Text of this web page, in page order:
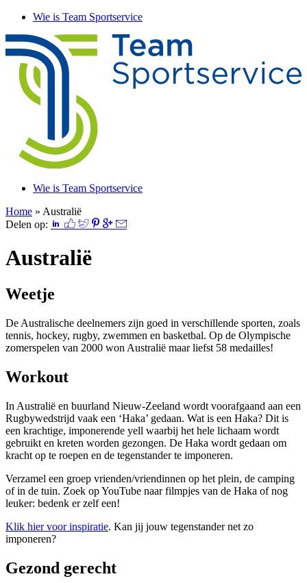
Wie is Team Sportservice
Wie is Team Sportservice
Home » Australië
Delen op:
Australië
Weetje
De Australische deelnemers zijn goed in verschillende sporten, zoals
tennis, hockey, rugby, zwemmen en basketbal. Op de Olympische
zomerspelen van 2000 won Australië maar liefst 58 medailles!
Workout
In Australië en buurland Nieuw-Zeeland wordt voorafgaand aan een
Rugbywedstrijd vaak een ‘Haka’ gedaan. Wat is een Haka? Dit is
een krachtige, imponerende yell waarbij het hele lichaam wordt
gebruikt en kreten worden gezongen. De Haka wordt gedaan om
kracht op te roepen en de tegenstander te imponeren.
Verzamel een groep vrienden/vriendinnen op het plein, de camping
of in de tuin. Zoek op YouTube naar filmpjes van de Haka of nog
leuker: bedenk er zelf een!
Klik hier voor inspiratie. Kan jij jouw tegenstander net zo
imponeren?
Gezond gerecht